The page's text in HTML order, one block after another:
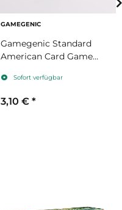
GAMEGENIC
Gamegenic Standard
American Card Game
Sofort verfügbar
3,10 € *